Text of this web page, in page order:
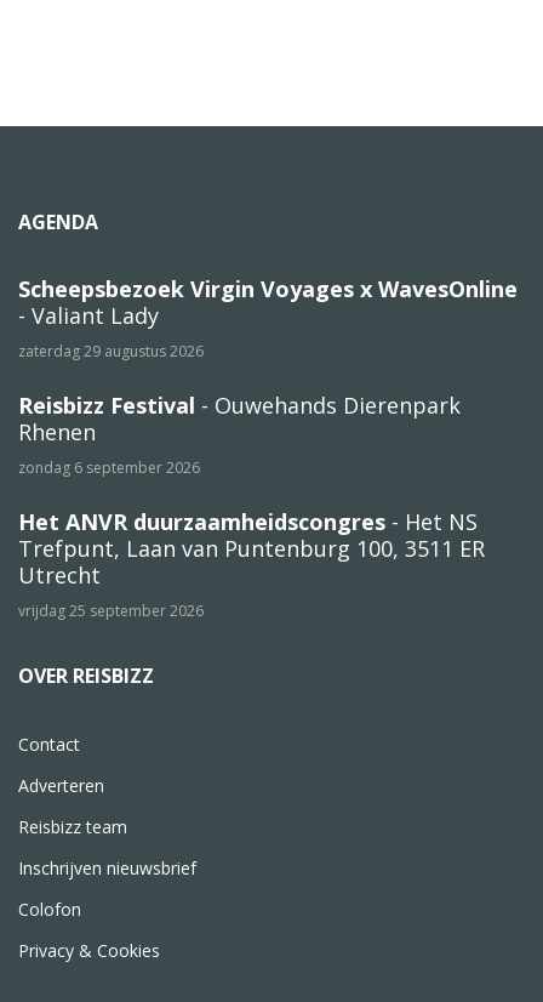
AGENDA
Scheepsbezoek Virgin Voyages x WavesOnline
- Valiant Lady
zaterdag 29 augustus 2026
Reisbizz Festival - Ouwehands Dierenpark
Rhenen
zondag 6 september 2026
Het ANVR duurzaamheidscongres - Het NS
Trefpunt, Laan van Puntenburg 100, 3511 ER
Utrecht
vrijdag 25 september 2026
OVER REISBIZZ
Contact
Adverteren
Reisbizz team
Inschrijven nieuwsbrief
Colofon
Privacy & Cookies